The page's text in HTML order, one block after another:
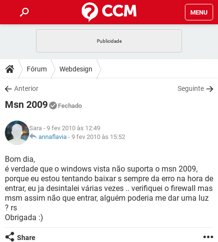
MENU
CELULAR
OUTLOOK
INSTAGRAM
GUIA DE COMPRAS
DICAS
JOGOS
INSTAGRAM
GUIA DE COMPRAS
DOWNLOADS
JOGOS
CELULAR
OUTLOOK EXCEL
INSTAGRAM
GUIA DE COMPRAS
JOGOS
CELULAR
OUTLOOK
INSTAGRAM GMAIL
GUIA DE COMPRAS
GLOSSÁRIO
JOGOS
CELULAR FACEBOOK
OUTLOOK EXCEL
GMAIL
GUIA DE COMPRAS
Fórum Webdesign
Anterior Seguinte
Msn 2009 Fechado
Sara - 9 fev 2010 às 12:49
annaflavia - 9 fev 2010 às 15:52
Bom dia,
é verdade que o windows vista não suporta o msn 2009,
porque eu estou tentando baixar s sempre da erro na hora de
entrar, eu ja desintalei várias vezes .. verifiquei o firewall mas
msm assim não que entrar, alguém poderia me dar uma luz
? rs
Obrigada :)
Share